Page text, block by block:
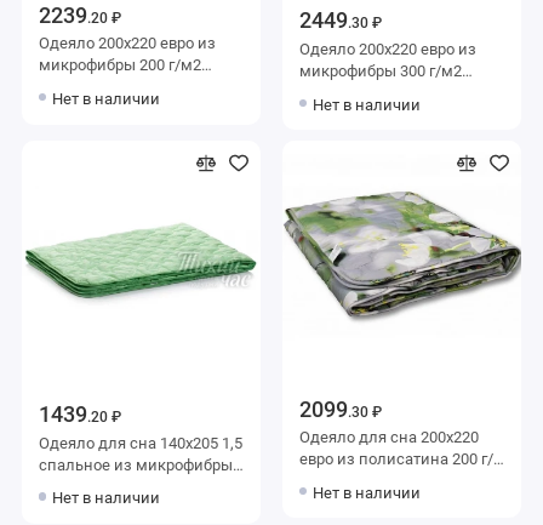
2239.20 ₽
Одеяло 200х220 евро из
микрофибры 200 г/м2
силиконизированное
Нет в наличии
2449.30 ₽
Одеяло 200х220 евро из
микрофибры 300 г/м2
силиконизированное
Нет в наличии
1439.20 ₽
Одеяло для сна 140х205 1,5
спальное из микрофибры
силиконизированное
Нет в наличии
2099.30 ₽
Одеяло для сна 200х220
евро из полисатина 200 г/
силиконизированное
Нет в наличии